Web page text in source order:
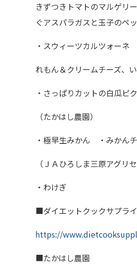
きずつきトマトのマルゲリ
ぐアスパラガスと玉子のペ
・スウィーツカルツォーネ
れもん＆クリームチーズ、
・さっぱりカットの白瓜ピ
（たかはし農園）
・極早生みかん ・みかん
（ＪＡひろしま三原アグリセ
・わけぎ
■ダイエットクックサプライ
https://
■たかはし農園